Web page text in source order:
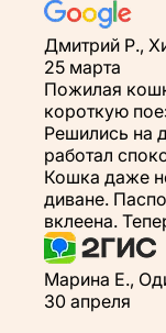
Дмитрий Р.,
25 марта
Пожилая
короткую
Решились на
работал
Кошка даже
диване.
вклеена.
Марина Е.,
30 апреля